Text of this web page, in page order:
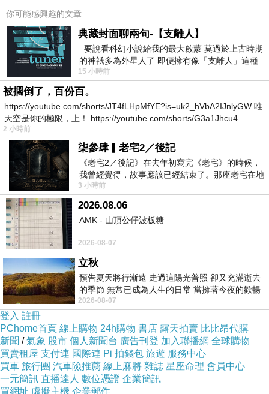
你可能感興趣的文章
典藏封面聊兩句-【支離人】
要說看科幻小說給我的最大啟蒙 莫過於上古時期
的神祇多為外星人了 即便擁有像「支離人」這種
驚世駭俗的神通法門 也未必讀
15 小時前
被擱倒了，百份百。
https://youtube.com/shorts/JT4fLHpMfYE?is=uk2_hVbA2IJnlyGW 唯
天空是你的極限，上！ https://youtube.com/shorts/G3a1Jhcu4
2 小時前
柒參肆▎老宅2／後記
《老宅2／後記》在去年初寫完《老宅》的時候，
我曾經覺得，故事應該已經結束了。那座老宅在地
震中倒塌，七個人終於離開那片黑暗，
3 小時前
2026.08.06
AMK - 山頂公仔波板糖
2026-08-07
立秋
預告夏天將行漸遠 走過這陽光普照 卻又充滿逝去
的季節 無常已成為人生的日常 當擁著今夜的歡暢
舒心 轉眼驟成昨日 而明晨 太陽
2026-08-07
登入 註冊
PChome首頁 線上購物 24h購物 書店 露天拍賣 比比昂代購
新聞 /氣象 股市 個人新聞台 廣告刊登 加入聯播網 全球購物
買賣租屋 支付連 國際連 Pi 拍錢包 旅遊 服務中心
買車 旅行團 汽車險推薦 線上麻將 雜誌 星座命理 會員中心
一元簡訊 直播達人 數位憑證 企業簡訊
買網址 虛擬主機 企業郵件